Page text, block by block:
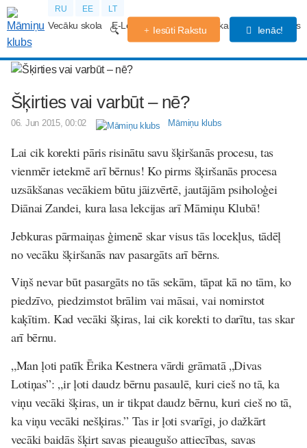
RU EE LT
Vecāku skola E-Lekcijas Grūtniecības kalendārs Forums
Iesūti Rakstu Ienāc!
Šķirties vai varbūt – nē?
06. Jun 2015, 00:02 Māmiņu klubs
Lai cik korekti pāris risinātu savu šķiršanās procesu, tas
vienmēr ietekmē arī bērnus! Ko pirms šķiršanās procesa
uzsākšanas vecākiem būtu jāizvērtē, jautājām psiholoģei
Diānai Zandei, kura lasa lekcijas arī Māmiņu Klubā!
Jebkuras pārmaiņas ģimenē skar visus tās locekļus, tādēļ
no vecāku šķiršanās nav pasargāts arī bērns.
Viņš nevar būt pasargāts no tās sekām, tāpat kā no tām, ko
piedzīvo, piedzimstot brālim vai māsai, vai nomirstot
kaķītim. Kad vecāki šķiras, lai cik korekti to darītu, tas skar
arī bērnu.
„Man ļoti patīk Ērika Kestnera vārdi grāmatā „Divas
Lotiņas”: „ir ļoti daudz bērnu pasaulē, kuri cieš no tā, ka
viņu vecāki šķiras, un ir tikpat daudz bērnu, kuri cieš no tā,
ka viņu vecāki nešķiras.” Tas ir ļoti svarīgi, jo dažkārt
vecāki baidās šķirt savas pieaugušo attiecības, savas